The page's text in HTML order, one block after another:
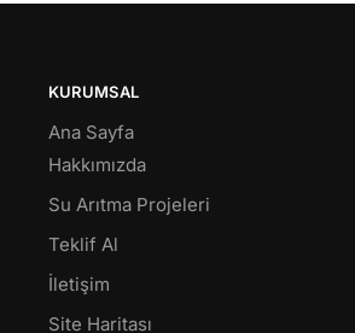
KURUMSAL
Ana Sayfa
Hakkımızda
Su Arıtma Projeleri
Teklif Al
İletişim
Site Haritası